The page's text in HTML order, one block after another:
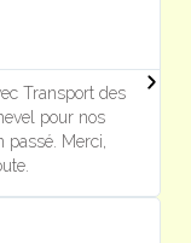
Transport des
pour nos
passé. Merci,